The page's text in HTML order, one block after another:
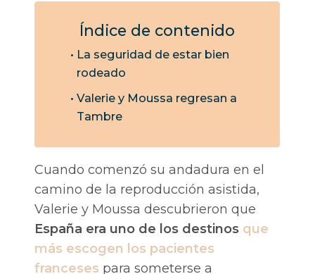
Índice de contenido
La seguridad de estar bien
rodeado
Valerie y Moussa regresan a
Tambre
Cuando comenzó su andadura en el
camino de la reproducción asistida,
Valerie y Moussa descubrieron que
España era uno de los destinos que
más escogen los pacientes
franceses para someterse a